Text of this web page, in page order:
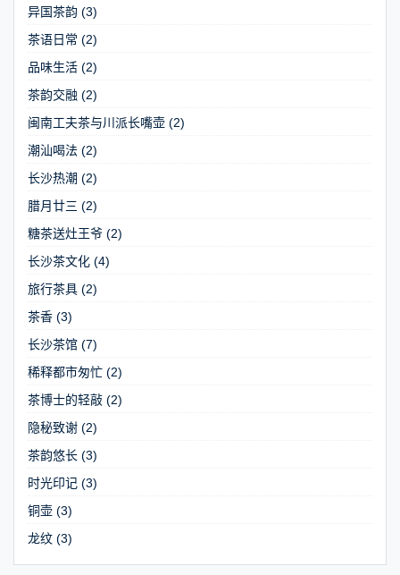
异国茶韵 (3)
茶语日常 (2)
品味生活 (2)
茶韵交融 (2)
闽南工夫茶与川派长嘴壶 (2)
潮汕喝法 (2)
长沙热潮 (2)
腊月廿三 (2)
糖茶送灶王爷 (2)
长沙茶文化 (4)
旅行茶具 (2)
茶香 (3)
长沙茶馆 (7)
稀释都市匆忙 (2)
茶博士的轻敲 (2)
隐秘致谢 (2)
茶韵悠长 (3)
时光印记 (3)
铜壶 (3)
龙纹 (3)